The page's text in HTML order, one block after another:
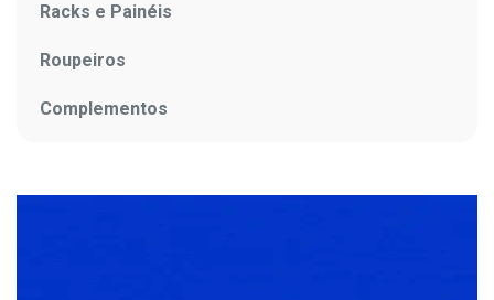
Racks e Painéis
Roupeiros
Complementos